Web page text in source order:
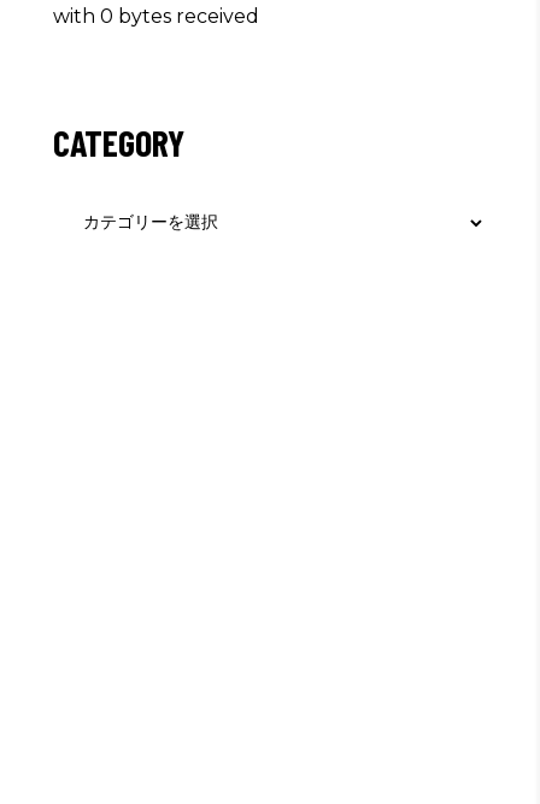
with 0 bytes received
CATEGORY